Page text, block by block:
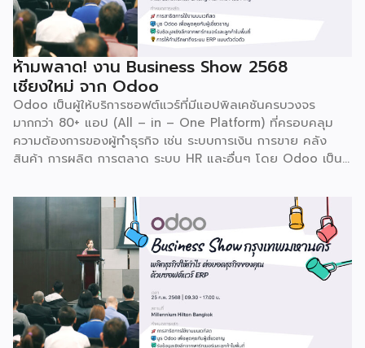
ห้ามพลาด! งาน Business Show 2568
เชียงใหม่ จาก Odoo
Odoo เป็นผู้ให้บริการซอฟต์แวร์ที่มีแอปพิลเคชันครบวงจร
มากกว่า 80+ แอป (All – in – One Platform) ที่ครอบคลุม
ความต้องการของผู้ทำธุรกิจ เช่น ระบบการเงิน การขาย คลัง
สินค้า การผลิต การตลาด ระบบ HR และอื่นๆ โดย Odoo เป็นผู้
เบลเยี่ยมให้บริการใน 19 แห่งทั่วโลก รวมถึงสหรัฐอเมริกา ฮ่องกง
อินโดนีเซีย และดูไบ ปัจจุบัน Odoo ให้บริการผู้ใช้งานในไทย
มากกว่า 4 แสนราย และมีผู้ใช้งานมากกว่า 6 ล้านคนทั่วเอเชีย ปีนี้
Odoo กลับมาจัดงาน Business Roadshow 2568 ภายใต้
Concept พลิกธุรกิจให้กำไร ต่อยอดธุรกิจของคุณด้วย
ซอฟต์แวร์ ERP ที่มาปลดล็อกทุกธุรกิจในประเทศไทยผ่านการนำ
เทคโนโลยีใหม่สุดล้ำ ยกระดับองค์กรของคุณไปสู่ระบบดิจิทัล
พร้อมกับโอกาสที่จะได้เข้ามาเป็นพาร์ทเนอร์ระดับมืออาชีพร่วมกับ
Odoo […]